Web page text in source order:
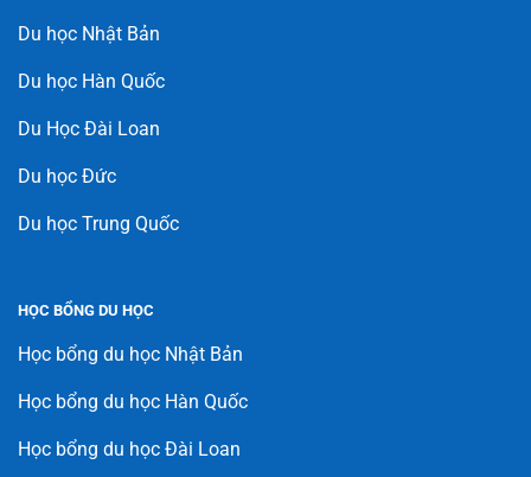
Du học Nhật Bản
Du học Hàn Quốc
Du Học Đài Loan
Du học Đức
Du học Trung Quốc
HỌC BỔNG DU HỌC
Học bổng du học Nhật Bản
Học bổng du học Hàn Quốc
Học bổng du học Đài Loan